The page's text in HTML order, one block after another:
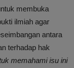
membuka
ilmiah agar
antara
terhadap hak
memahami isu ini